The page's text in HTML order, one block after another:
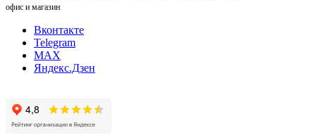
офис и магазин
Вконтакте
Telegram
MAX
Яндекс.Дзен